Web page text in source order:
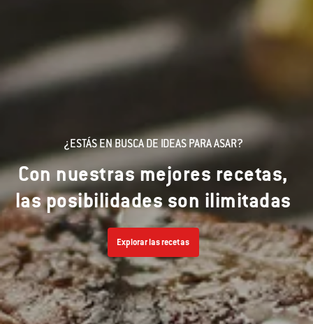
¿ESTÁS EN BUSCA DE IDEAS PARA ASAR?
Con nuestras mejores recetas,
las posibilidades son ilimitadas
Explorar las recetas